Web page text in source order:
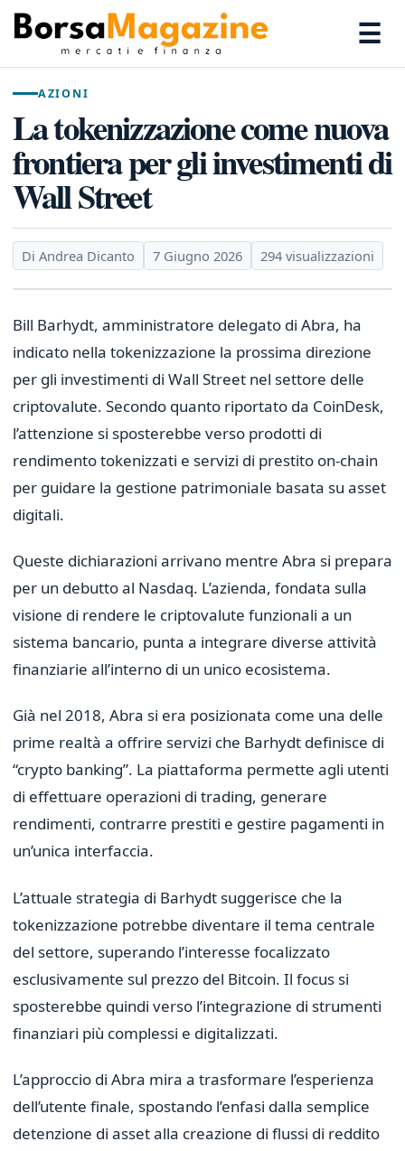
☰
AZIONI
La tokenizzazione come nuova
frontiera per gli investimenti di
Wall Street
Di Andrea Dicanto 7 Giugno 2026 294 visualizzazioni
Bill Barhydt, amministratore delegato di Abra, ha
indicato nella tokenizzazione la prossima direzione
per gli investimenti di Wall Street nel settore delle
criptovalute. Secondo quanto riportato da CoinDesk,
l’attenzione si sposterebbe verso prodotti di
rendimento tokenizzati e servizi di prestito on-chain
per guidare la gestione patrimoniale basata su asset
digitali.
Queste dichiarazioni arrivano mentre Abra si prepara
per un debutto al Nasdaq. L’azienda, fondata sulla
visione di rendere le criptovalute funzionali a un
sistema bancario, punta a integrare diverse attività
finanziarie all’interno di un unico ecosistema.
Già nel 2018, Abra si era posizionata come una delle
prime realtà a offrire servizi che Barhydt definisce di
“crypto banking”. La piattaforma permette agli utenti
di effettuare operazioni di trading, generare
rendimenti, contrarre prestiti e gestire pagamenti in
un’unica interfaccia.
L’attuale strategia di Barhydt suggerisce che la
tokenizzazione potrebbe diventare il tema centrale
del settore, superando l’interesse focalizzato
esclusivamente sul prezzo del Bitcoin. Il focus si
sposterebbe quindi verso l’integrazione di strumenti
finanziari più complessi e digitalizzati.
L’approccio di Abra mira a trasformare l’esperienza
dell’utente finale, spostando l’enfasi dalla semplice
detenzione di asset alla creazione di flussi di reddito